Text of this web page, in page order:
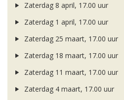
Zaterdag 8 april, 17.00 uur
Zaterdag 1 april, 17.00 uur
Zaterdag 25 maart, 17.00 uur
Zaterdag 18 maart, 17.00 uur
Zaterdag 11 maart, 17.00 uur
Zaterdag 4 maart, 17.00 uur